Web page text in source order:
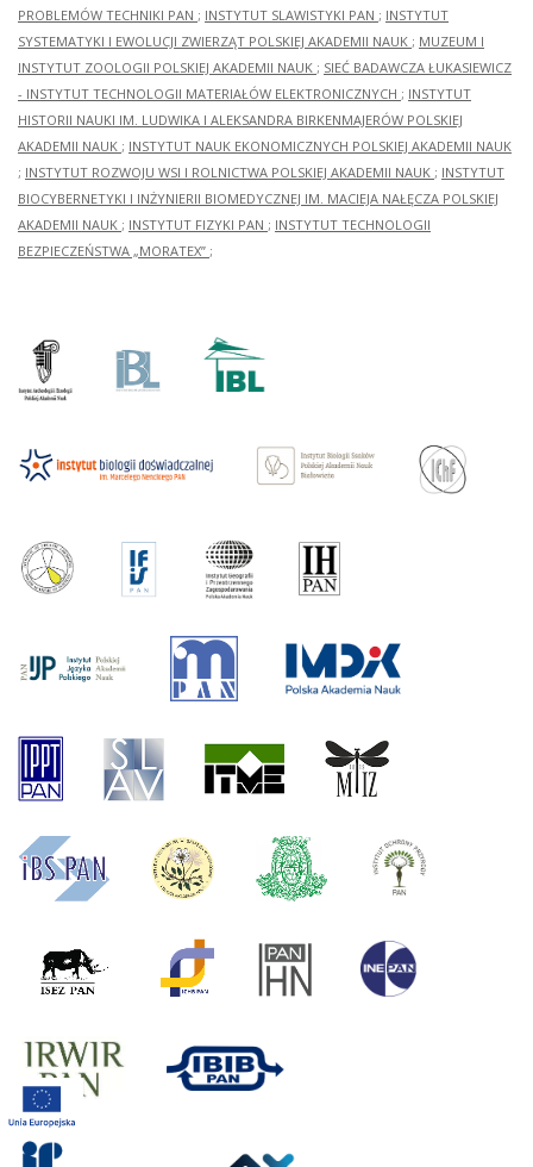
PROBLEMÓW TECHNIKI PAN ; INSTYTUT SLAWISTYKI PAN ; INSTYTUT
SYSTEMATYKI I EWOLUCJI ZWIERZĄT POLSKIEJ AKADEMII NAUK ; MUZEUM I
INSTYTUT ZOOLOGII POLSKIEJ AKADEMII NAUK ; SIEĆ BADAWCZA ŁUKASIEWICZ
- INSTYTUT TECHNOLOGII MATERIAŁÓW ELEKTRONICZNYCH ; INSTYTUT
HISTORII NAUKI IM. LUDWIKA I ALEKSANDRA BIRKENMAJERÓW POLSKIEJ
AKADEMII NAUK ; INSTYTUT NAUK EKONOMICZNYCH POLSKIEJ AKADEMII NAUK
; INSTYTUT ROZWOJU WSI I ROLNICTWA POLSKIEJ AKADEMII NAUK ; INSTYTUT
BIOCYBERNETYKI I INŻYNIERII BIOMEDYCZNEJ IM. MACIEJA NAŁĘCZA POLSKIEJ
AKADEMII NAUK ; INSTYTUT FIZYKI PAN ; INSTYTUT TECHNOLOGII
BEZPIECZEŃSTWA „MORATEX” ;